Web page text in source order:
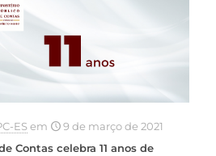
ESem
9 de março de 2021
Contas celebra 11 anos de